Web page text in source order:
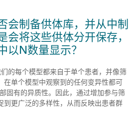
会制备供体库，并从中制
会将这些供体分开保存，
以N数量显示？
的每个模型都来自于单个患者，并像筛
在单个模型中观察到的任何变异性都可
固有的异质性。因此，通过增加参与筛
到更广泛的多样性，从而反映出患者群